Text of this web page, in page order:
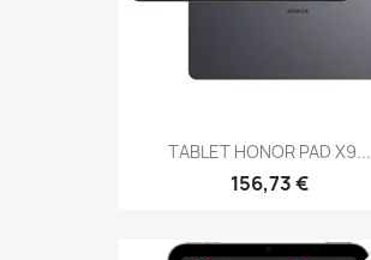
TABLET HONOR PAD X9...
156,73 €